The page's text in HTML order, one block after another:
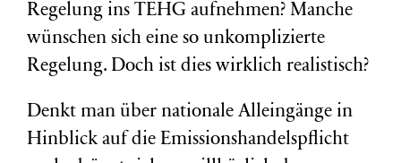
Regelung ins TEHG aufnehmen? Manche
wünschen sich eine so unkomplizierte
Regelung. Doch ist dies wirklich realistisch?
Denkt man über nationale Alleingänge in
Hinblick auf die Emissionshandelspflicht